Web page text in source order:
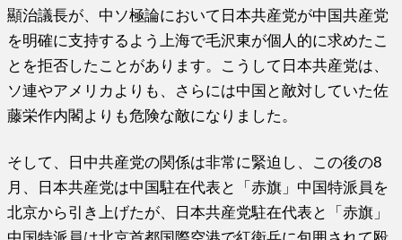
顯治議長が、 中ソ極論において日本共産党が中国共産党
を明確に支持するよう上海で毛沢東が個人的に求めたこ
とを拒否したことがあります。 こうして日本共産党は、
ソ連やアメリカよりも、 さらには中国と敵対していた佐
藤栄作内閣よりも危険な敵になりま した。
そして、日中共産党の関係は非常に緊迫し、この後の8
月、
日本共産党は中国駐在代表と「赤旗」 中国特派員を
北京から引き上げたが、日本共産党駐在代表と「赤旗」